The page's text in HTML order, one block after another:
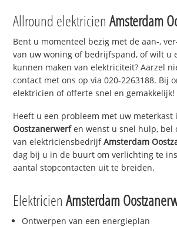
Allround elektricienAmsterdam
Bent u momenteel bezig met de aan-,
van uw woning of bedrijfspand, of wilt u
kunnen maken van elektriciteit? Aarzel
contact met ons op via 020-2263188. Bij
elektricien of offerte snel en gemakkelijk!
Heeft u een probleem met uw
Oostzanerwerfen wenst u snel hulp, bel
van elektriciensbedrijfAmsterdam
dag bij u in de buurt om verlichting te
aantal stopcontacten uit te breiden.
ElektricienAmsterdam
Ontwerpen van een energieplan